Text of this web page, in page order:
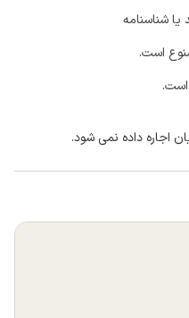
شناسنامه
است.
است.
اجاره داده نمی شود.